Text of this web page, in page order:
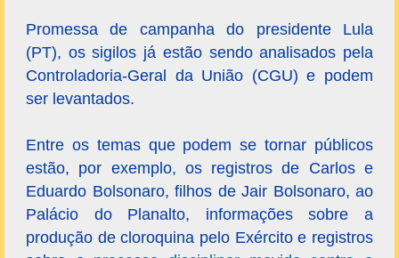
Promessa de campanha do presidente Lula
(PT), os sigilos já estão sendo analisados pela
Controladoria-Geral da União (CGU) e podem
ser levantados.
Entre os temas que podem se tornar públicos
estão, por exemplo, os registros de Carlos e
Eduardo Bolsonaro, filhos de Jair Bolsonaro, ao
Palácio do Planalto, informações sobre a
produção de cloroquina pelo Exército e registros